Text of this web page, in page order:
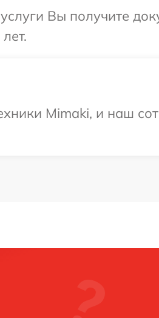
Вы получите
Mimaki, и наш